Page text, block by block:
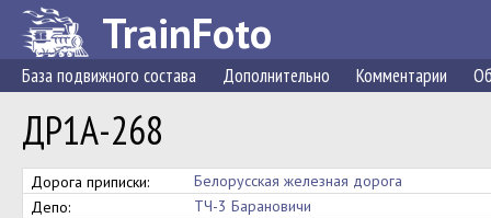
TrainFoto
База подвижного состава Дополнительно Комментарии
ДР1А-268
Дорога приписки:
Белорусская железная дорога
Депо:
ТЧ-3 Барановичи